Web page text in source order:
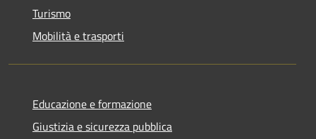
Turismo
Mobilità e trasporti
Educazione e formazione
Giustizia e sicurezza pubblica